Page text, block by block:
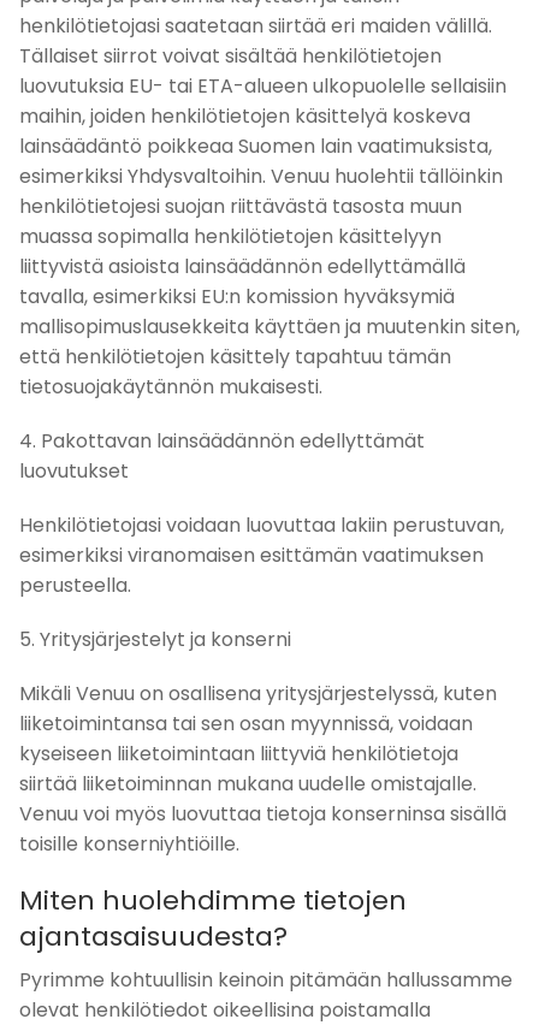
henkilötietojasi saatetaan siirtää eri maiden välillä.
Tällaiset siirrot voivat sisältää henkilötietojen
luovutuksia EU- tai ETA-alueen ulkopuolelle sellaisiin
maihin, joiden henkilötietojen käsittelyä koskeva
lainsäädäntö poikkeaa Suomen lain vaatimuksista,
esimerkiksi Yhdysvaltoihin. Venuu huolehtii tällöinkin
henkilötietojesi suojan riittävästä tasosta muun
muassa sopimalla henkilötietojen käsittelyyn
liittyvistä asioista lainsäädännön edellyttämällä
tavalla, esimerkiksi EU:n komission hyväksymiä
mallisopimuslausekkeita käyttäen ja muutenkin siten,
että henkilötietojen käsittely tapahtuu tämän
tietosuojakäytännön mukaisesti.
4. Pakottavan lainsäädännön edellyttämät
luovutukset
Henkilötietojasi voidaan luovuttaa lakiin perustuvan,
esimerkiksi viranomaisen esittämän vaatimuksen
perusteella.
5. Yritysjärjestelyt ja konserni
Mikäli Venuu on osallisena yritysjärjestelyssä, kuten
liiketoimintansa tai sen osan myynnissä, voidaan
kyseiseen liiketoimintaan liittyviä henkilötietoja
siirtää liiketoiminnan mukana uudelle omistajalle.
Venuu voi myös luovuttaa tietoja konserninsa sisällä
toisille konserniyhtiöille.
Miten huolehdimme tietojen
ajantasaisuudesta?
Pyrimme kohtuullisin keinoin pitämään hallussamme
olevat henkilötiedot oikeellisina poistamalla